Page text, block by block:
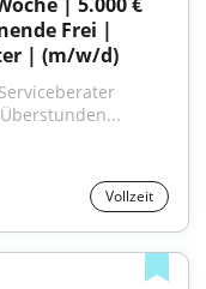
Frei |
| (m/w/d)
Vollzeit